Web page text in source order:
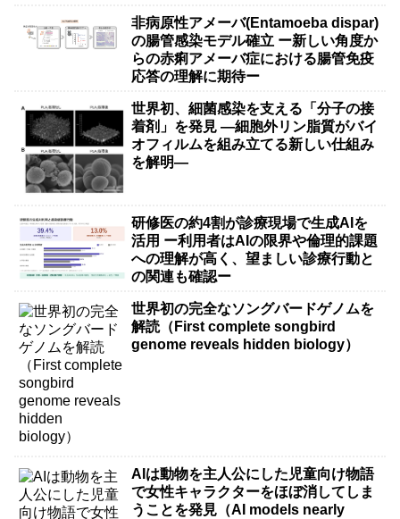
非病原性アメーバ(Entamoeba dispar)
の腸管感染モデル確立 ー新しい角度か
らの赤痢アメーバ症における腸管免疫
応答の理解に期待ー
世界初、細菌感染を支える「分子の接
着剤」を発見 ―細胞外リン脂質がバイ
オフィルムを組み立てる新しい仕組み
を解明―
研修医の約4割が診療現場で生成AIを
活用 ー利用者はAIの限界や倫理的課題
への理解が高く、望ましい診療行動と
の関連も確認ー
世界初の完全なソングバードゲノムを
解読（First complete songbird
genome reveals hidden biology）
AIは動物を主人公にした児童向け物語
で女性キャラクターをほぼ消してしま
うことを発見（AI models nearly